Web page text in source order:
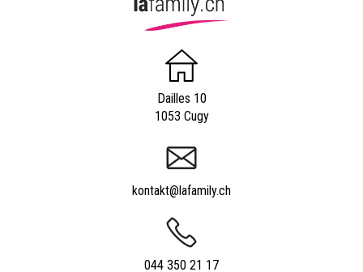
Dailles 10
1053 Cugy
kontakt@lafamily.ch
044 350 21 17